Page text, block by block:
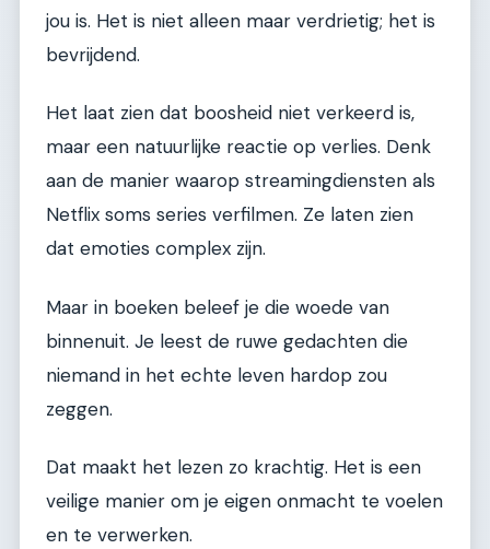
jou is. Het is niet alleen maar verdrietig; het is
bevrijdend.
Het laat zien dat boosheid niet verkeerd is,
maar een natuurlijke reactie op verlies. Denk
aan de manier waarop streamingdiensten als
Netflix soms series verfilmen. Ze laten zien
dat emoties complex zijn.
Maar in boeken beleef je die woede van
binnenuit. Je leest de ruwe gedachten die
niemand in het echte leven hardop zou
zeggen.
Dat maakt het lezen zo krachtig. Het is een
veilige manier om je eigen onmacht te voelen
en te verwerken.